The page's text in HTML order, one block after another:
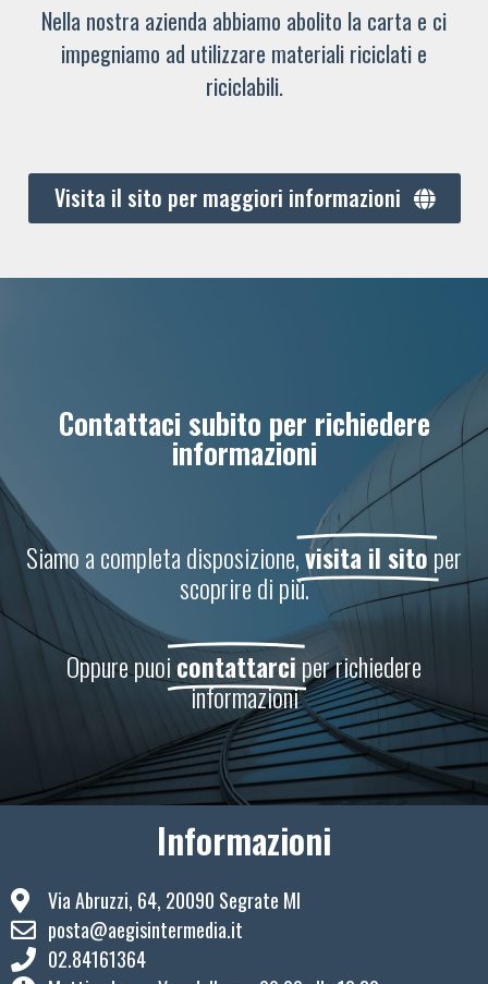
Nella nostra azienda abbiamo abolito la carta e ci
impegniamo ad utilizzare materiali riciclati e
riciclabili.
Visita il sito per maggiori informazioni
Contattaci subito per richiedere
informazioni
Siamo a completa disposizione,visita il sitoper
scoprire di più.
Oppure puoicontattarciper richiedere
informazioni
Informazioni
Via Abruzzi, 64, 20090 Segrate MI
posta@aegisintermedia.it
02.84161364